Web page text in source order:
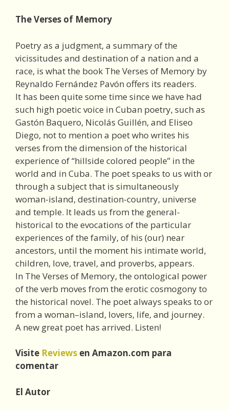
The Verses of Memory
Poetry as a judgment, a summary of the
vicissitudes and destination of a nation and a
race, is what the book The Verses of Memory by
Reynaldo Fernández Pavón offers its readers.
It has been quite some time since we have had
such high poetic voice in Cuban poetry, such as
Gastón Baquero, Nicolás Guillén, and Eliseo
Diego, not to mention a poet who writes his
verses from the dimension of the historical
experience of “hillside colored people” in the
world and in Cuba. The poet speaks to us with or
through a subject that is simultaneously
woman-island, destination-country, universe
and temple. It leads us from the general-
historical to the evocations of the particular
experiences of the family, of his (our) near
ancestors, until the moment his intimate world,
children, love, travel, and proverbs, appears.
In The Verses of Memory, the ontological power
of the verb moves from the erotic cosmogony to
the historical novel. The poet always speaks to or
from a woman–island, lovers, life, and journey.
A new great poet has arrived. Listen!
Visite Reviews en Amazon.com para
comentar
El Autor